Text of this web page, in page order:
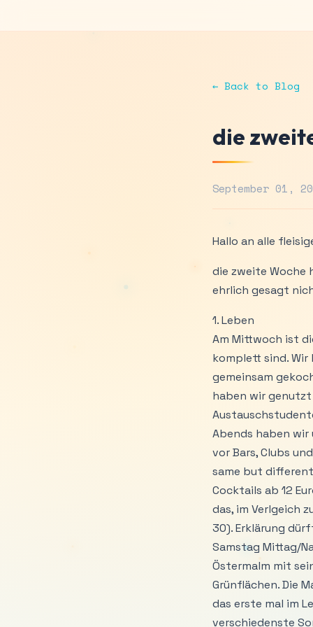
← Back to Blog
die
September 01,
Hallo an alle
die zweite Woche
ehrlich gesagt
1. Leben
Am Mittwoch ist
komplett sind.
gemeinsam
haben wir
Abends haben wir
vor Bars, Clubs
same but
Cocktails ab 12
das, im Verlgeich
30). Erklärung
Samstag Mittag/
Östermalm mit
Grünflächen. Die
das erste mal im
verschiedenste